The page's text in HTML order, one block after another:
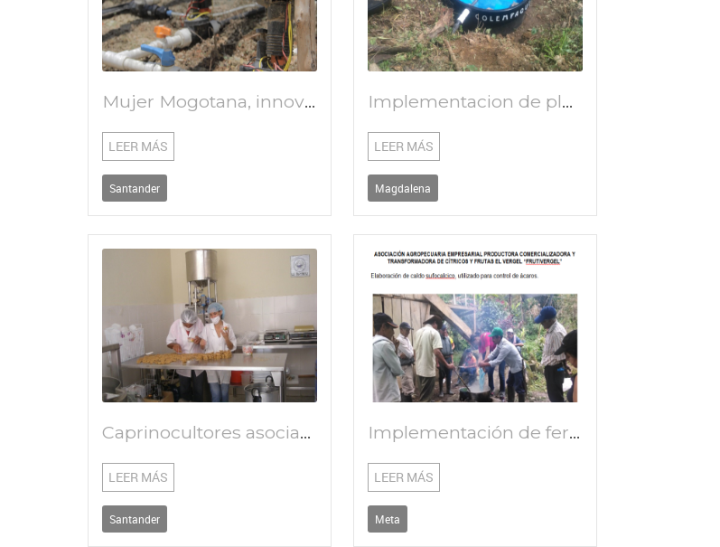
Mujer Mogotana, innovando y cultivando productos para una vida y ambiente sano
LEER MÁS
Santander
Implementacion de plantas de tratamiento para las descontaminacion de aguas mieles del café
LEER MÁS
Magdalena
Caprinocultores asociados innovan en transformación para mejorar la cadena productiva caprina en la región
LEER MÁS
Santander
Implementación de fertilización y control fitosanitario orgánico a base de biofermentados y entomopatogenos en un sistema de producción de frutales en la asociación frutivergel municipio de san juan de arama departamento del meta
LEER MÁS
Meta